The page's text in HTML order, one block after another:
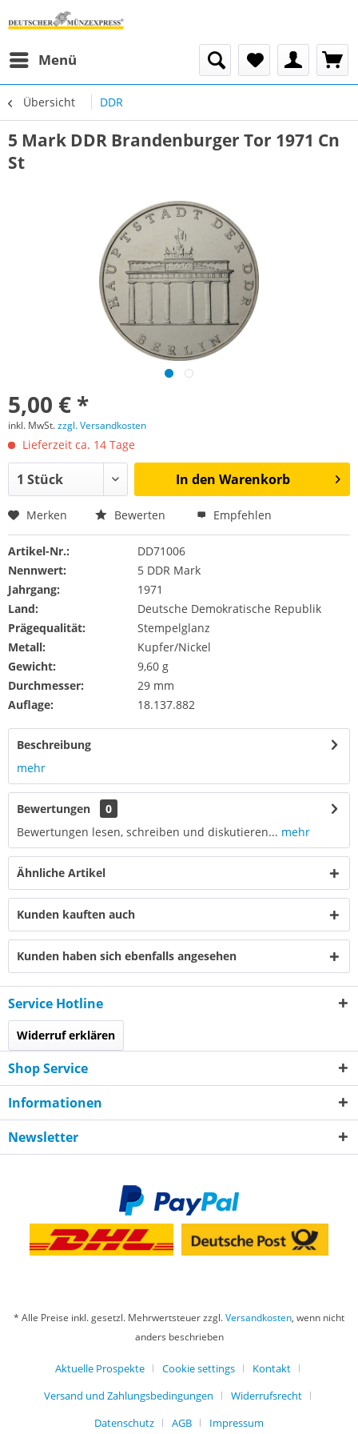
Menü
Übersicht DDR
5 Mark DDR Brandenburger Tor 1971 Cn
St
5,00 € *
inkl. MwSt.zzgl. Versandkosten
Lieferzeit ca. 14 Tage
In den Warenkorb
Merken Bewerten Empfehlen
Artikel-Nr.:
DD71006
Nennwert:
5 DDR Mark
Jahrgang:
1971
Land:
Deutsche Demokratische Republik
Prägequalität:
Stempelglanz
Metall:
Kupfer/Nickel
Gewicht:
9,60 g
Durchmesser:
29 mm
Auflage:
18.137.882
Beschreibung
mehr
Bewertungen
0
Bewertungen lesen, schreiben und diskutieren... mehr
Ähnliche Artikel
Kunden kauften auch
Kunden haben sich ebenfalls angesehen
Service Hotline
Widerruf erklären
Shop Service
Informationen
Newsletter
* Alle Preise inkl. gesetzl. Mehrwertsteuer zzgl.Versandkosten, wenn nicht
anders beschrieben
Aktuelle Prospekte Cookie settings
Kontakt
Versand und Zahlungsbedingungen
Widerrufsrecht
Datenschutz
AGB Impressum